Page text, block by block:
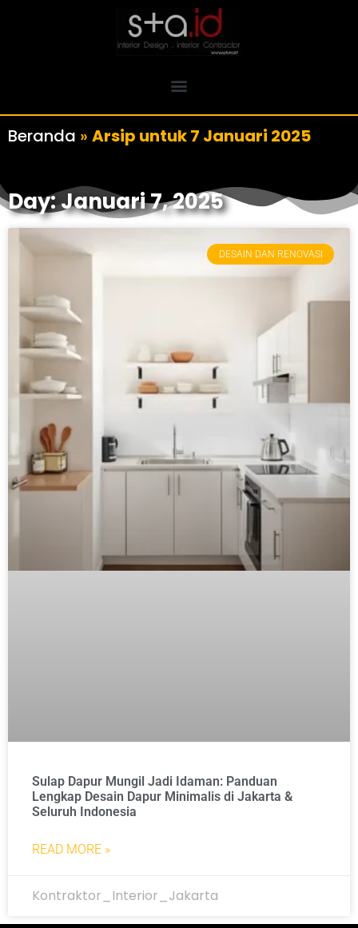
Beranda » Arsip untuk 7 Januari 2025
Day: Januari 7, 2025
DESAIN DAN RENOVASI
Sulap Dapur Mungil Jadi Idaman: Panduan
Lengkap Desain Dapur Minimalis di Jakarta &
Seluruh Indonesia
READ MORE »
Kontraktor_Interior_Jakarta